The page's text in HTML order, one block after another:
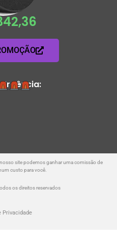
site podemos ganhar uma comissão de
custo para você.
os direitos reservados
Privacidade